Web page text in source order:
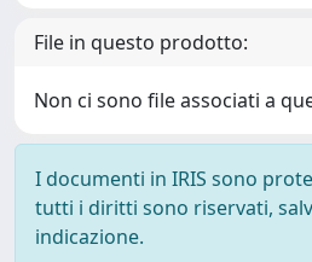
File in questo prodotto:
Non ci sono file associati a
I documenti in IRIS sono
tutti i diritti sono riservati,
indicazione.